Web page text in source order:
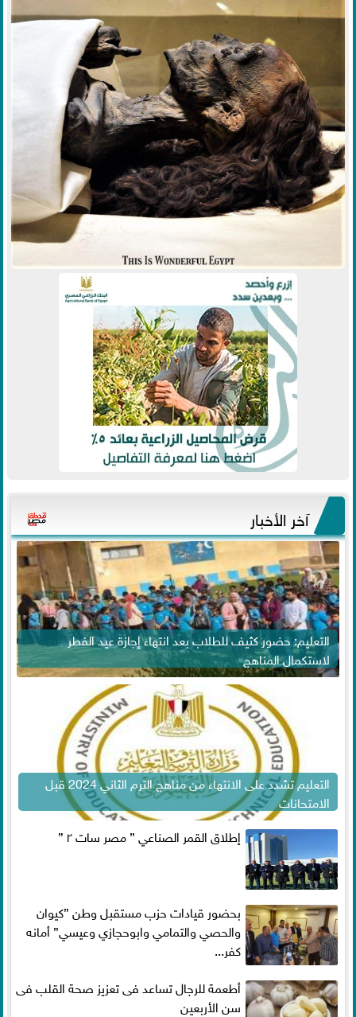
آخر الأخبار
التعليم: حضور كثيف للطلاب بعد انتهاء إجازة عيد الفطر
لاستكمال المناهج
التعليم تشدد على الانتهاء من مناهج الترم الثاني 2024 قبل
الامتحانات
إطلاق القمر الصناعي ” مصر سات ٢ ”
بحضور قيادات حزب مستقبل وطن ”كيوان
والحصي والتمامي وابوحجازي وعيسي” أمانه
كفر...
أطعمة للرجال تساعد فى تعزيز صحة القلب فى
سن الأربعين